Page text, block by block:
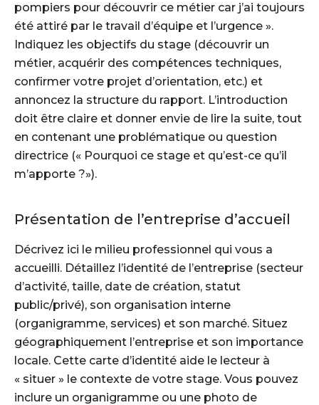
pompiers pour découvrir ce métier car j’ai toujours
été attiré par le travail d’équipe et l’urgence ».
Indiquez les objectifs du stage (découvrir un
métier, acquérir des compétences techniques,
confirmer votre projet d’orientation, etc.) et
annoncez la structure du rapport. L’introduction
doit être claire et donner envie de lire la suite, tout
en contenant une problématique ou question
directrice (« Pourquoi ce stage et qu’est-ce qu’il
m’apporte ?»).
Présentation de l’entreprise d’accueil
Décrivez ici le milieu professionnel qui vous a
accueilli. Détaillez l’identité de l’entreprise (secteur
d’activité, taille, date de création, statut
public/privé), son organisation interne
(organigramme, services) et son marché. Situez
géographiquement l’entreprise et son importance
locale. Cette carte d’identité aide le lecteur à
« situer » le contexte de votre stage. Vous pouvez
inclure un organigramme ou une photo de